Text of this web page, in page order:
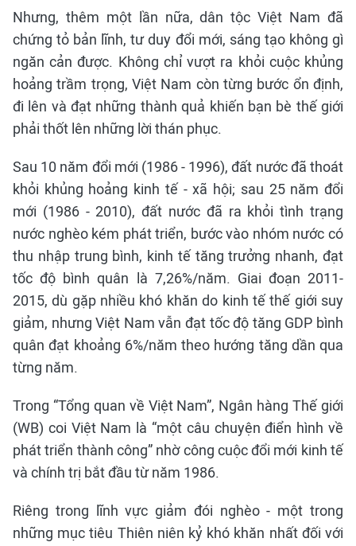
Nhưng, thêm một lần nữa, dân tộc Việt Nam đã
chứng tỏ bản lĩnh, tư duy đổi mới, sáng tạo không gì
ngăn cản được. Không chỉ vượt ra khỏi cuộc khủng
hoảng trầm trọng, Việt Nam còn từng bước ổn định,
đi lên và đạt những thành quả khiến bạn bè thế giới
phải thốt lên những lời thán phục.
Sau 10 năm đổi mới (1986 - 1996), đất nước đã thoát
khỏi khủng hoảng kinh tế - xã hội; sau 25 năm đổi
mới (1986 - 2010), đất nước đã ra khỏi tình trạng
nước nghèo kém phát triển, bước vào nhóm nước có
thu nhập trung bình, kinh tế tăng trưởng nhanh, đạt
tốc độ bình quân là 7,26%/năm. Giai đoạn 2011-
2015, dù gặp nhiều khó khăn do kinh tế thế giới suy
giảm, nhưng Việt Nam vẫn đạt tốc độ tăng GDP bình
quân đạt khoảng 6%/năm theo hướng tăng dần qua
từng năm.
Trong “Tổng quan về Việt Nam”, Ngân hàng Thế giới
(WB) coi Việt Nam là “một câu chuyện điển hình về
phát triển thành công” nhờ công cuộc đổi mới kinh tế
và chính trị bắt đầu từ năm 1986.
Riêng trong lĩnh vực giảm đói nghèo - một trong
những mục tiêu Thiên niên kỷ khó khăn nhất đối với